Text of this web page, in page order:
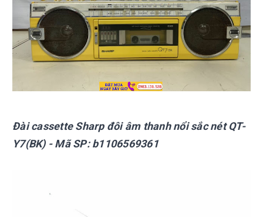
Đài cassette Sharp đôi âm thanh nổi sắc nét QT-
Y7(BK)- Mã SP:b1106569361